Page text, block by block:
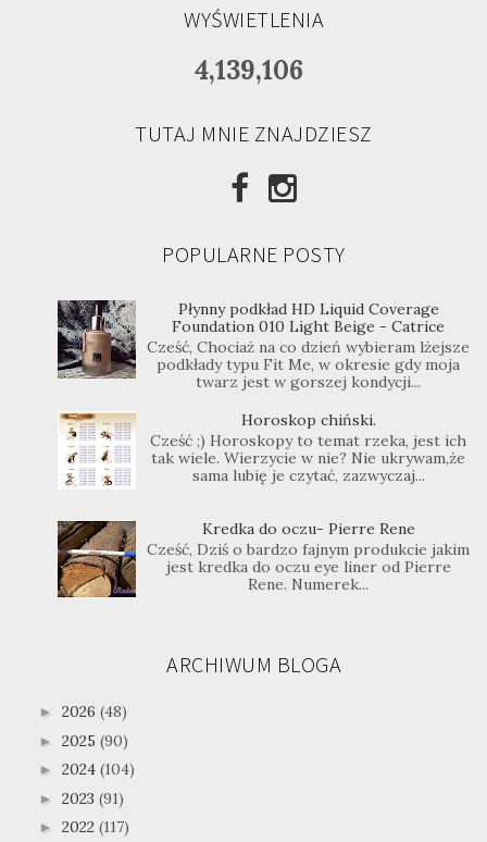
WYŚWIETLENIA
4,139,106
TUTAJ MNIE ZNAJDZIESZ
POPULARNE POSTY
Płynny podkład HD Liquid Coverage
Foundation 010 Light Beige - Catrice
Cześć, Chociaż na co dzień wybieram lżejsze
podkłady typu Fit Me, w okresie gdy moja
twarz jest w gorszej kondycji...
Horoskop chiński.
Cześć ;) Horoskopy to temat rzeka, jest ich
tak wiele. Wierzycie w nie? Nie ukrywam,że
sama lubię je czytać, zazwyczaj...
Kredka do oczu- Pierre Rene
Cześć, Dziś o bardzo fajnym produkcie jakim
jest kredka do oczu eye liner od Pierre
Rene. Numerek...
ARCHIWUM BLOGA
► 2026 (48)
► 2025 (90)
► 2024 (104)
► 2023 (91)
► 2022 (117)